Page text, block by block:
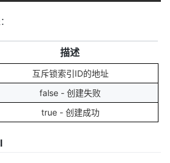
描述
互斥锁索引ID的地址
false - 创建失败
true - 创建成功